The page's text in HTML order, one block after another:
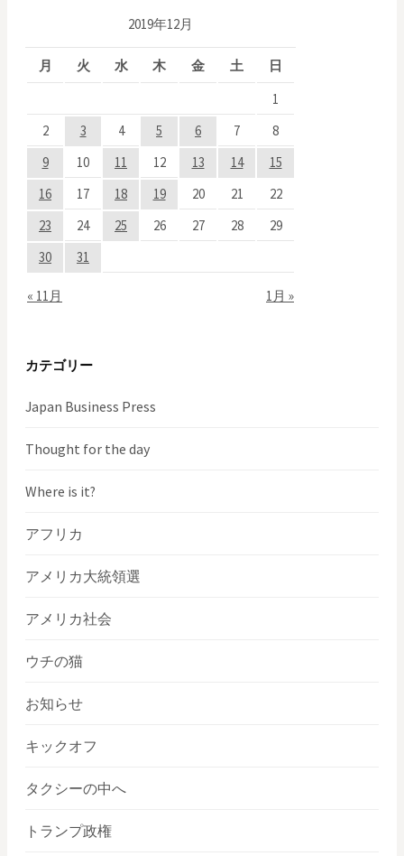
ゲ
ー
シ
ョ
ン
2019年12月
月 火 水 木 金 土 日
« 11月 1月 »
1
2
3 4 5 6 7
8
9
10 11 12 13 14
15
16
17 18 19 20 21
22
23
24 25 26 27 28
29
30
31
カテゴリー
Japan Business Press
Thought for the day
Where is it?
アフリカ
アメリカ大統領選
アメリカ社会
ウチの猫
お知らせ
キックオフ
タクシーの中へ
トランプ政権